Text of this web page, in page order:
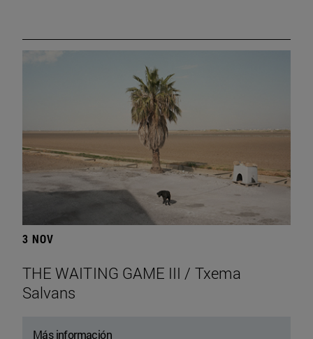
3 NOV
THE WAITING GAME III / Txema
Salvans
Más información